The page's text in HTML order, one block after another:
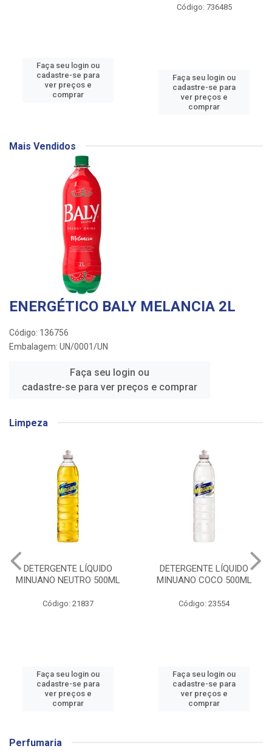
Faça seu login ou
cadastre-se para
ver preços e
comprar
Código: 736485
Faça seu login ou
cadastre-se para
ver preços e
comprar
Mais Vendidos
ENERGÉTICO BALY MELANCIA 2L
Código: 136756
Embalagem: UN/0001/UN
Faça seu login ou
cadastre-se para ver preços e comprar
Limpeza
DETERGENTE LÍQUIDO
MINUANO NEUTRO 500ML
Código: 21837
Faça seu login ou
cadastre-se para
ver preços e
comprar
DETERGENTE LÍQUIDO
MINUANO COCO 500ML
Código: 23554
Faça seu login ou
cadastre-se para
ver preços e
comprar
Perfumaria